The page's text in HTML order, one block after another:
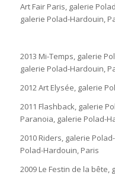
Art Fair Paris, galerie
galerie Polad-Hardouin,
2013 Mi-Temps, galerie
galerie Polad-Hardouin,
2012 Art Elysée, galerie
2011 Flashback, galerie
Paranoia, galerie Polad-
2010 Riders, galerie
Polad-Hardouin, Paris
2009 Le Festin de la